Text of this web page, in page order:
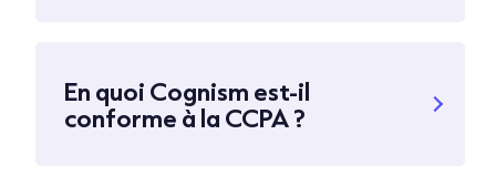
En quoi Cognism est-il
conforme à la CCPA ?